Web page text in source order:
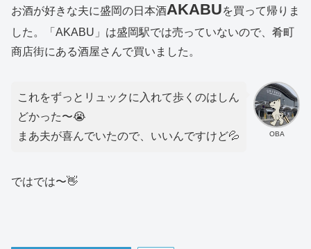
お酒が好きな夫に盛岡の日本酒AKABUを買って帰りま
した。「AKABU」は盛岡駅では売っていないので、肴町
商店街にある酒屋さんで買いました。
OBA
これをずっとリュックに入れて歩くのはしん
どかった〜😭
まあ夫が喜んでいたので、いいんですけど💦
ではでは〜👋